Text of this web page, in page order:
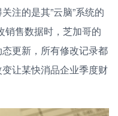
注的是其”云脑”系统的
销售数据时，芝加哥的
更新，所有修改记录都
让某快消品企业季度财